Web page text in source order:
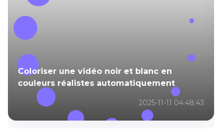
Coloriser une vidéo noir et blanc en
couleurs réalistes automatiquement
2025-11-11 04:48:43